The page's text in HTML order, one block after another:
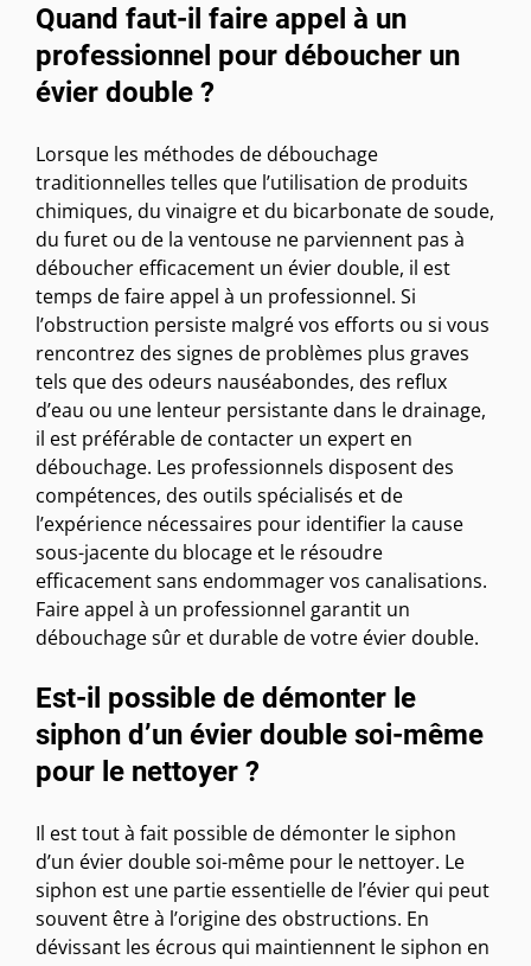
Quand faut-il faire appel à un
professionnel pour déboucher un
évier double ?
Lorsque les méthodes de débouchage
traditionnelles telles que l’utilisation de produits
chimiques, du vinaigre et du bicarbonate de soude,
du furet ou de la ventouse ne parviennent pas à
déboucher efficacement un évier double, il est
temps de faire appel à un professionnel. Si
l’obstruction persiste malgré vos efforts ou si vous
rencontrez des signes de problèmes plus graves
tels que des odeurs nauséabondes, des reflux
d’eau ou une lenteur persistante dans le drainage,
il est préférable de contacter un expert en
débouchage. Les professionnels disposent des
compétences, des outils spécialisés et de
l’expérience nécessaires pour identifier la cause
sous-jacente du blocage et le résoudre
efficacement sans endommager vos canalisations.
Faire appel à un professionnel garantit un
débouchage sûr et durable de votre évier double.
Est-il possible de démonter le
siphon d’un évier double soi-même
pour le nettoyer ?
Il est tout à fait possible de démonter le siphon
d’un évier double soi-même pour le nettoyer. Le
siphon est une partie essentielle de l’évier qui peut
souvent être à l’origine des obstructions. En
dévissant les écrous qui maintiennent le siphon en